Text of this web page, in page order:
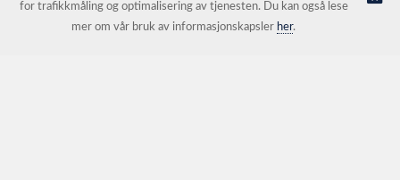
© Aquatools As |Nettbutikk levert av Kréatif
for trafikkmåling og optimalisering av tjenesten. Du kan også lese
mer om vår bruk av informasjonskapsler her.